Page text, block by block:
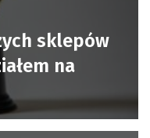
sklepów
na